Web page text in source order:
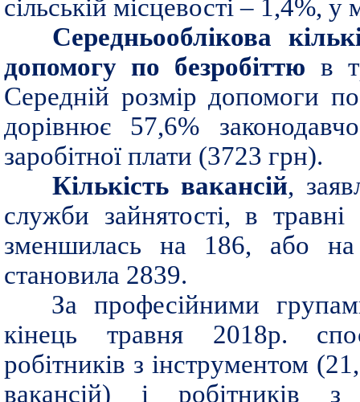
сільській місцевості – 1,4%,
Середньооблікова
допомогу по безробіттю в
Середній розмір допомоги
дорівнює 57,6%
заробітної плати (3723 грн).
Кількість вакансій,
служби зайнятості, в
зменшилась на 186, або
становила 2839.
За професійними
кінець травня 2018р.
робітників з інструментом
вакансій) і робітників з